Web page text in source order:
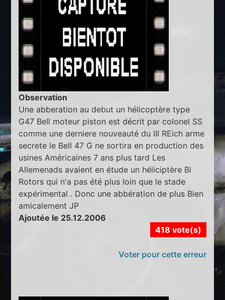
Observation
Une abberation au debut un hélicoptère type
G47 Bell moteur piston est décrit par colonel SS
comme une derniere nouveauté du III REich arme
secrete le Bell 47 G ne sortira en production des
usines Américaines 7 ans plus tard Les
Allemenads avaient en étude un héliciptère Bi
Rotors qui n'a pas été plus loin que le stade
expérimental . Donc une abbération de plus Bien
amicalement JP
Ajoutée le 25.12.2006
418 vote(s)
Voter pour cette erreur